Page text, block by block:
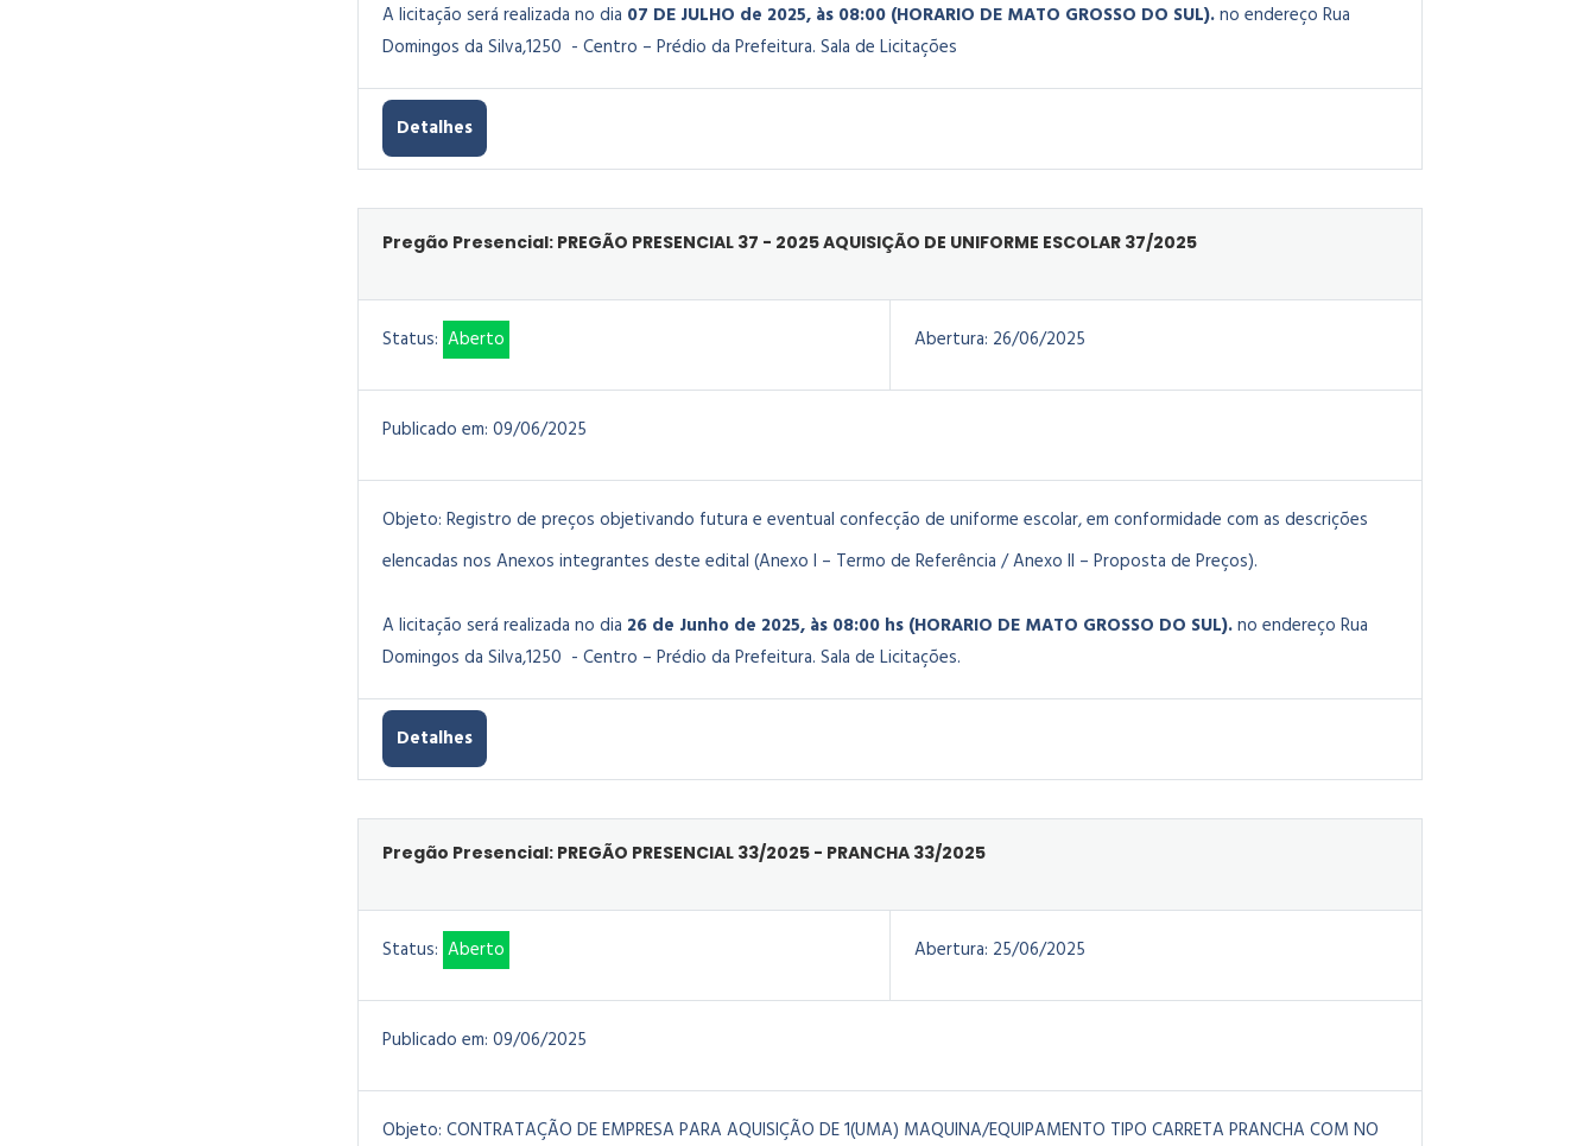
A licitação será realizada no dia 07 DE JULHO de 2025, às 08:00 (HORARIO DE MATO GROSSO DO SUL).no endereço Rua
Domingos da Silva,1250 - Centro – Prédio da Prefeitura. Sala de Licitações
Detalhes
Pregão Presencial: PREGÃO PRESENCIAL 37 - 2025 AQUISIÇÃO DE UNIFORME ESCOLAR 37/2025
Status: Aberto Abertura: 26/06/2025
Publicado em: 09/06/2025
Objeto: Registro de preços objetivando futura e eventual confecção de uniforme escolar, em conformidade com as descrições
elencadas nos Anexos integrantes deste edital (Anexo I – Termo de Referência / Anexo II – Proposta de Preços).
A licitação será realizada no dia 26 de Junho de 2025, às 08:00 hs (HORARIO DE MATO GROSSO DO SUL).no endereço Rua
Domingos da Silva,1250 - Centro – Prédio da Prefeitura. Sala de Licitações.
Detalhes
Pregão Presencial: PREGÃO PRESENCIAL 33/2025 - PRANCHA 33/2025
Status: Aberto Abertura: 25/06/2025
Publicado em: 09/06/2025
Objeto: CONTRATAÇÃO DE EMPRESA PARA AQUISIÇÃO DE 1(UMA) MAQUINA/EQUIPAMENTO TIPO CARRETA PRANCHA COM NO